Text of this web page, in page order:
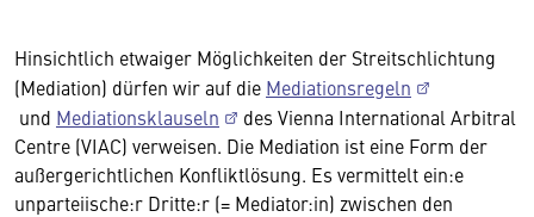
Hinsichtlich etwaiger Möglichkeiten der Streitschlichtung
(Mediation) dürfen wir auf die Mediationsregeln
und Mediationsklauseln
des Vienna International Arbitral
Centre (VIAC) verweisen. Die Mediation ist eine Form der
außergerichtlichen Konfliktlösung. Es vermittelt ein:e
unparteiische:r Dritte:r (= Mediator:in) zwischen den